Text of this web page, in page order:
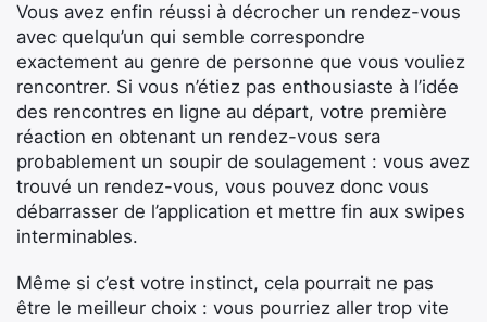
Vous avez enfin réussi à décrocher un rendez-vous
avec quelqu’un qui semble correspondre
exactement au genre de personne que vous vouliez
rencontrer. Si vous n’étiez pas enthousiaste à l’idée
des rencontres en ligne au départ, votre première
réaction en obtenant un rendez-vous sera
probablement un soupir de soulagement : vous avez
trouvé un rendez-vous, vous pouvez donc vous
débarrasser de l’application et mettre fin aux swipes
interminables.
Même si c’est votre instinct, cela pourrait ne pas
être le meilleur choix : vous pourriez aller trop vite